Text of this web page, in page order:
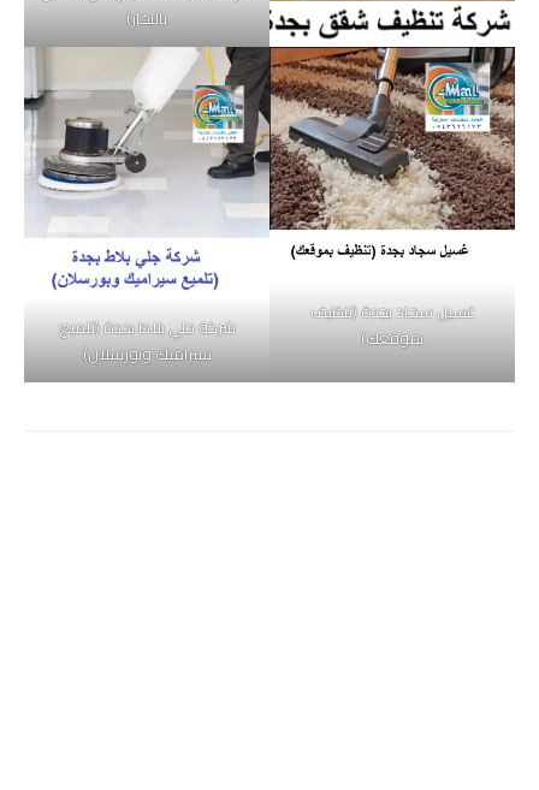
بالبخار)
غسيل سجاد بجدة (تنظيف
بموقعك)
شركة جلي بلاط بجدة (تلميع
سيراميك وبورسلان)